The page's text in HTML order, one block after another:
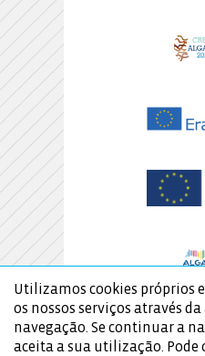
Utilizamos cookies próprios
os nossos serviços através
navegação. Se continuar a
aceita a sua utilização.